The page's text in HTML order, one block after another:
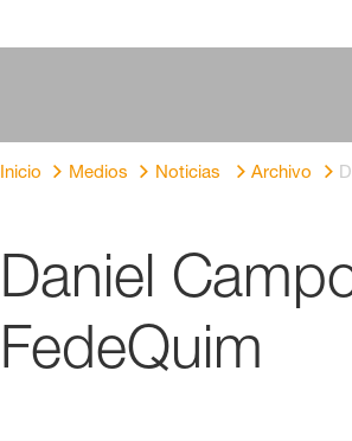
Inicio Medios Noticias Archivo
Daniel
FedeQuim